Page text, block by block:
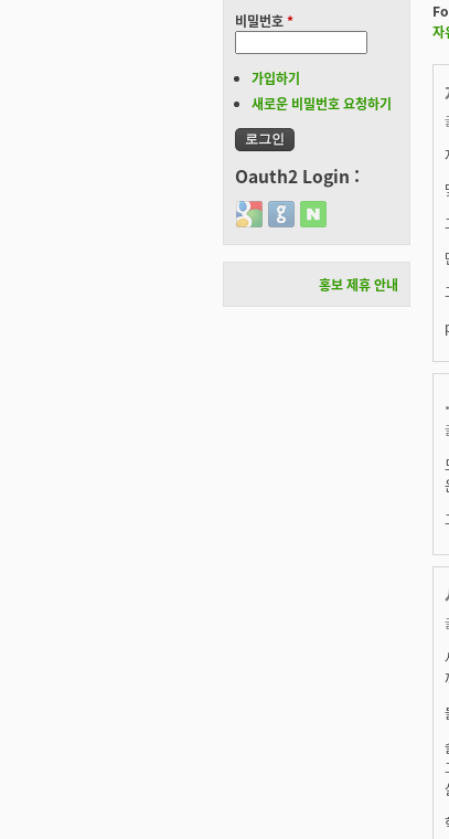
자
비밀번호*
가입하기
새로운 비밀번호 요청하기
Oauth2 Login :
Login with Google
Login with GitHub
Login with Naver
홍보 제휴 안내